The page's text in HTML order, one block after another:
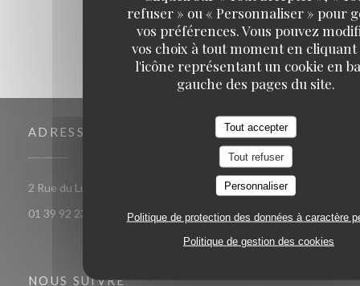
refuser » ou « Personnaliser » pour
vos préférences. Vous pouvez
vos choix à tout moment en
l'icône représentant un cookie en
gauche des pages du site.
Tout accepter
Tout refuser
Personnaliser
Politique de protection des données à caractère
Politique de gestion des cookies
ADRESSE
2 Rue du Luat 95350 Saint-Brice-sous-Forêt((ouvre une nouvelle
01 39 92 23 82
NOUS SUIVRE